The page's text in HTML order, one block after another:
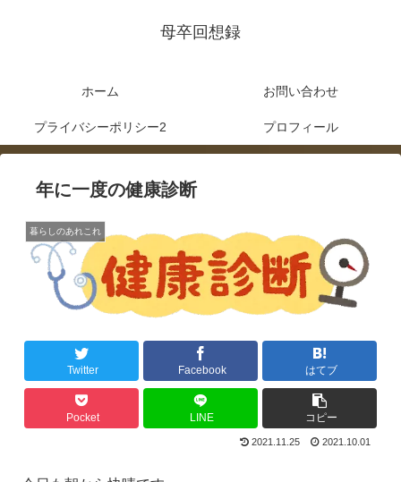
母卒回想録
ホーム お問い合わせ
プライバシーポリシー2 プロフィール
年に一度の健康診断
暮らしのあれこれ
Twitter Facebook はてブ
Pocket LINE コピー
2021.11.25 2021.10.01